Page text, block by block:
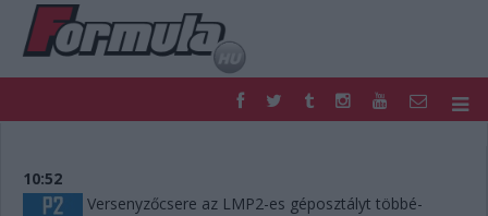
FORMULA
NEMZETKÖZI
HAZAI
10:52
Versenyzőcsere az LMP2-es géposztályt többé-